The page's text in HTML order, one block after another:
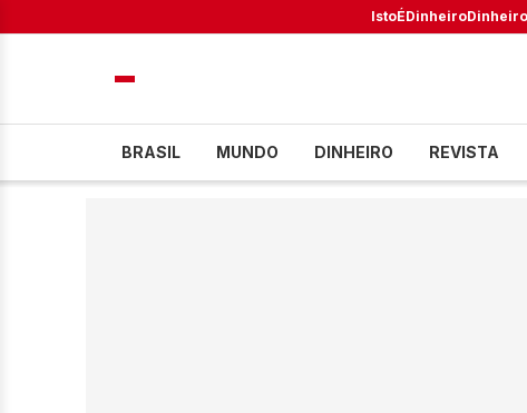
IstoÉDinheiro
BRASIL MUNDO DINHEIRO REVISTA